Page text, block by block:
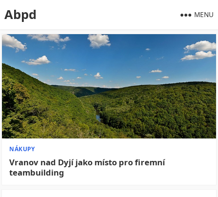
Abpd MENU
NÁKUPY
Vranov nad Dyjí jako místo pro firemní
teambuilding